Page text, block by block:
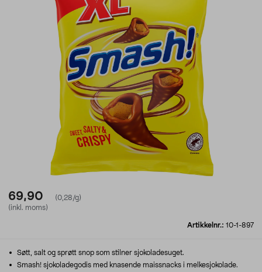
69,90
(0,28/g)
(inkl. moms)
Artikkelnr.: 10-1-897
Søtt, salt og sprøtt snop som stilner sjokoladesuget.
Smash! sjokoladegodis med knasende maissnacks i melkesjokolade.